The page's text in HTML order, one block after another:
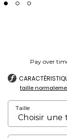
Pay over
taille
Taille